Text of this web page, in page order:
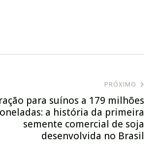
PRÓXIMO
para suínos a 179 milhões
a história da primeira
semente comercial de soja
desenvolvida no Brasil